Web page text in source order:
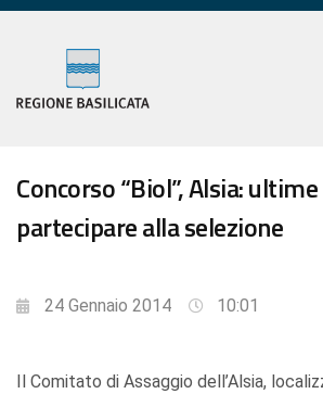
Concorso “Biol”, Alsia:
partecipare alla selezione
24 Gennaio 2014 10:01
Il Comitato di Assaggio dell’Alsia,